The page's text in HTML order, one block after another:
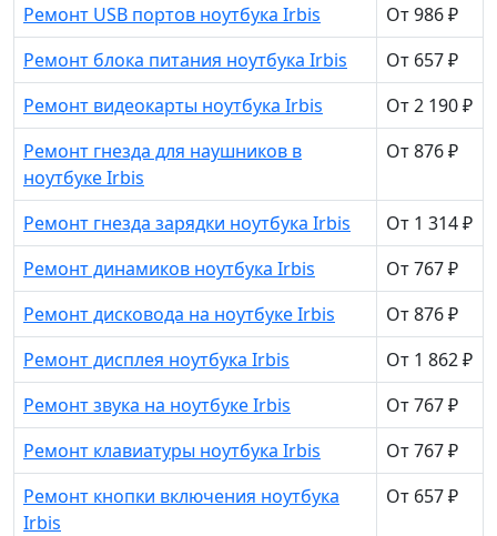
Ремонт USB портов ноутбука Irbis
От 986 ₽
Ремонт блока питания ноутбука Irbis
От 657 ₽
Ремонт видеокарты ноутбука Irbis
От 2 190 ₽
Ремонт гнезда для наушников в
ноутбуке Irbis
От 876 ₽
Ремонт гнезда зарядки ноутбука Irbis
От 1 314 ₽
Ремонт динамиков ноутбука Irbis
От 767 ₽
Ремонт дисковода на ноутбуке Irbis
От 876 ₽
Ремонт дисплея ноутбука Irbis
От 1 862 ₽
Ремонт звука на ноутбуке Irbis
От 767 ₽
Ремонт клавиатуры ноутбука Irbis
От 767 ₽
Ремонт кнопки включения ноутбука
Irbis
От 657 ₽